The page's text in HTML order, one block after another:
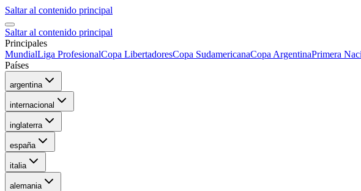
Saltar al contenido principal
Saltar al contenido principal
Principales
MundialLiga ProfesionalCopa LibertadoresCopa SudamericanaCopa ArgentinaPrimera
Países
argentina
internacional
inglaterra
españa
italia
alemania